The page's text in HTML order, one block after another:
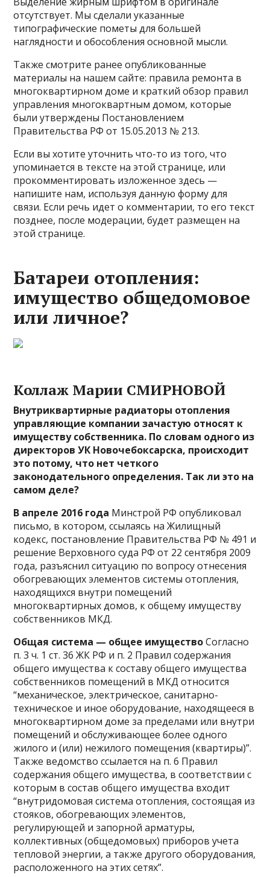
отсутствует. Мы сделали указанные
типографические пометы для большей
наглядности и обособления основной мысли.
Также смотрите ранее опубликованные
материалы на нашем сайте: правила ремонта в
многоквартирном доме и краткий обзор правил
управления многоквартным домом, которые
были утверждены Постановлением
Правительства РФ от 15.05.2013 № 213.
Если вы хотите уточнить что-то из того, что
упоминается в тексте на этой странице, или
прокомментировать изложенное здесь —
напишите нам, используя данную форму для
связи. Если речь идет о комментарии, то его текст
позднее, после модерации, будет размещен на
этой странице.
Батареи отопления:
имущество общедомовое
или личное?
Коллаж Марии СМИРНОВОЙ
Внутриквартирные радиаторы отопления
управляющие компании зачастую относят к
имуществу соб­ственника. По словам одного из
директоров УК Новочебоксарска, происходит
это потому, что нет четкого
законодательного определения. Так ли это на
самом деле?
В апреле 2016 года Мин­строй РФ опубликовал
письмо, в котором, ссылаясь на Жилищный
кодекс, постановление Правительства РФ № 491 и
решение Верховного суда РФ от 22 сентября 2009
года, разъяснил ситуацию по вопросу отнесения
обогревающих элементов системы отопления,
находящихся внутри помещений
многоквартирных домов, к общему имуществу
собственников МКД.
Общая система — общее имуществоСогласно
п. 3 ч. 1 ст. 36 ЖК РФ и п. 2 Правил содержания
общего имущества к составу общего имущества
собственников помещений в МКД относится
“механическое, электрическое, санитарно-
техническое и иное оборудование, находящееся в
многоквартирном доме за пределами или внутри
помещений и обслуживающее более одного
жилого и (или) нежилого помещения (квартиры)”.
Также ведомство ссылается на п. 6 Правил
содержания общего имущества, в соответствии с
которым в состав общего имущества входит
“внутридомовая система отопления, состоящая из
стояков, обогревающих элементов,
регулирующей и запорной арматуры,
коллективных (общедомовых) приборов учета
тепловой энергии, а также другого оборудования,
расположенного на этих сетях”.